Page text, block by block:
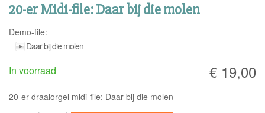
20-er Midi-file: Daar bij die molen
Demo-file:
Daar bij die molen
€ 19,00
In voorraad
20-er draaiorgel midi-file: Daar bij die molen